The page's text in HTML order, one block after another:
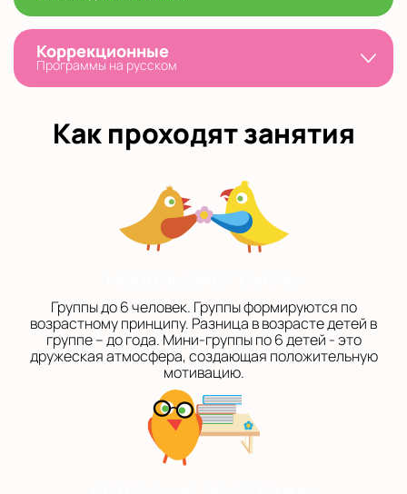
Коррекционные
Программы на русском
Как проходят занятия
Группы до 6 человек. Группы формируются по
возрастному принципу. Разница в возрасте детей в
группе – до года. Мини-группы по 6 детей - это
дружеская атмосфера, создающая положительную
мотивацию.